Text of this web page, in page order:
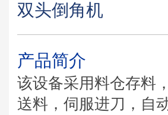
双头倒角机
产品简介
该设备采用料仓存料
送料，伺服进刀，自